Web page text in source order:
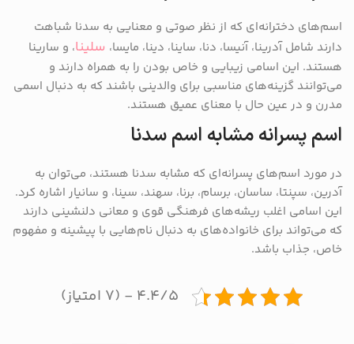
اسم‌های دخترانه‌ای که از نظر صوتی و معنایی به سدنا شباهت
دارند شامل آدرینا، آنیسا، دنا، ساینا، دینا، مایسا، سلینا، و سارینا
هستند. این اسامی زیبایی و خاص بودن را به همراه دارند و
می‌توانند گزینه‌های مناسبی برای والدینی باشند که به دنبال اسمی
مدرن و در عین حال با معنای عمیق هستند.
اسم پسرانه مشابه اسم سدنا
در مورد اسم‌های پسرانه‌ای که مشابه سدنا هستند، می‌توان به
آدرین، سپنتا، ساسان، برسام، برنا، سهند، سینا، و سانیار اشاره کرد.
این اسامی اغلب ریشه‌های فرهنگی قوی و معانی دلنشینی دارند
که می‌تواند برای خانواده‌های به دنبال نام‌هایی با پیشینه و مفهوم
خاص، جذاب باشد.
۴.۴/۵ - (۷ امتیاز)